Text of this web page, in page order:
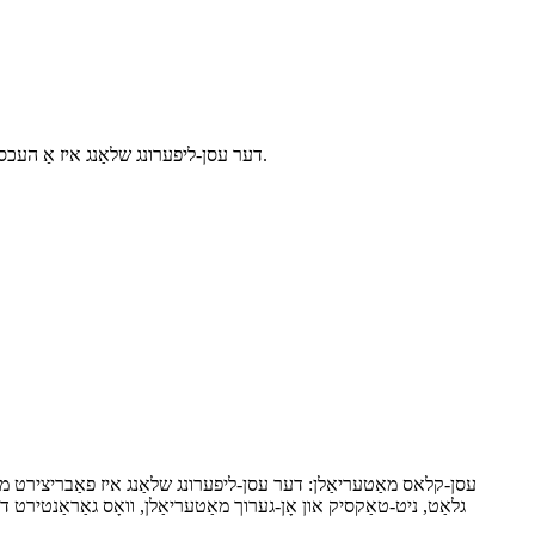
דער עסן-ליפערונג שלאַנג איז אַ העכסט פאַרלעסלעך און עפעקטיוו פּראָדוקט ספּעציעל דיזיינד פֿאַר די זיכער טראַנספּאָרטאַציע פון ​​עסן און געטראַנק פּראָדוקטן אין פֿאַרשידענע ינדאַסטריז.
עסן-קלאס מאַטעריאַלן: דער עסן-ליפערונג שלאַנג איז
גלאַט, ניט-טאַקסיק און אָן-גערוך מאַטעריאַלן, וואָס גאַראַנטירט